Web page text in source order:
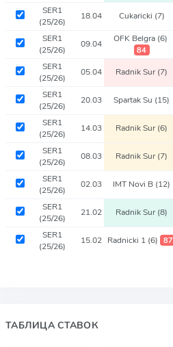
SER1
(25/26)
18.04 Cukaricki (7)
SER1
(25/26)
09.04 OFK Belgra (6)
84
SER1
(25/26)
05.04 Radnik Sur(7)
SER1
(25/26)
20.03 Spartak Su (15)
SER1
(25/26)
14.03 Radnik Sur(6)
SER1
(25/26)
08.03 Radnik Sur(7)
SER1
(25/26)
02.03 IMT Novi B (12)
SER1
(25/26)
21.02 Radnik Sur(8)
SER1
(25/26)
15.02 Radnicki 1 (6) 87
ТАБЛИЦА СТАВОК